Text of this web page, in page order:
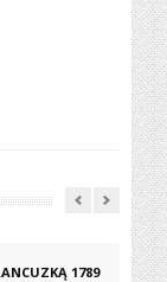
1789